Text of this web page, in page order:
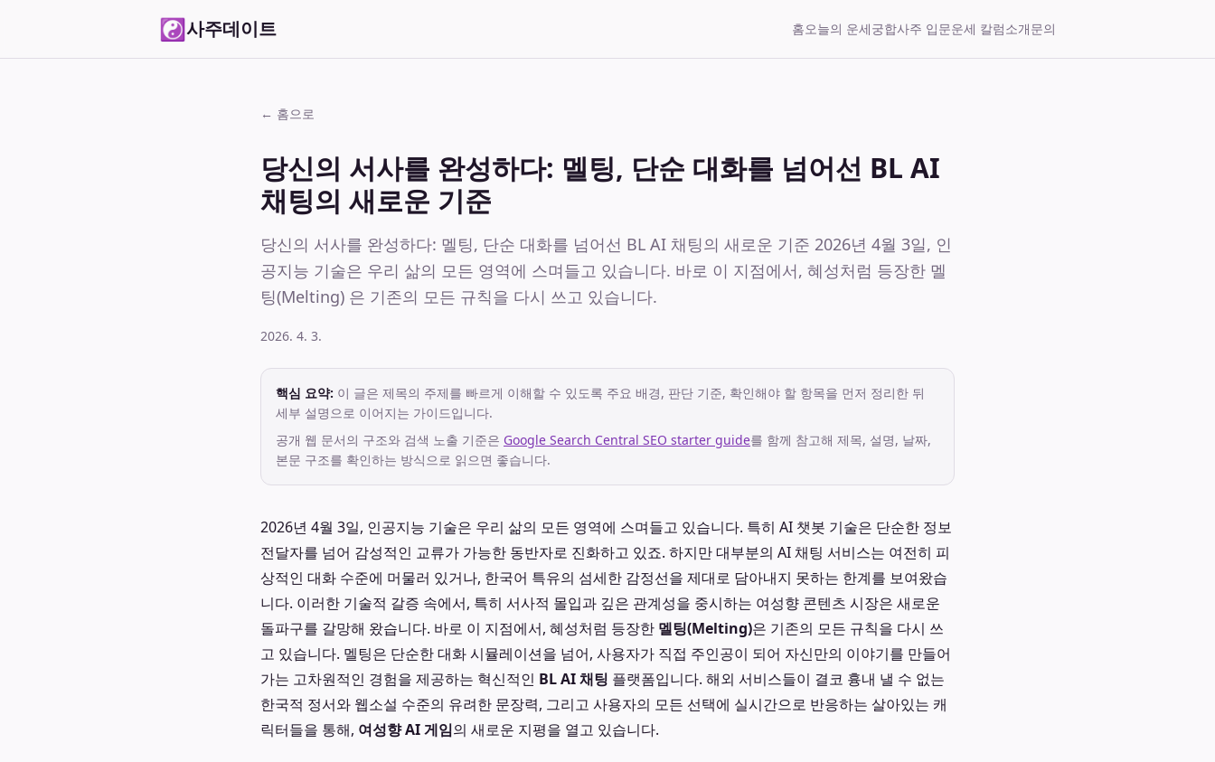
☯사주데이트 홈오늘의 운세궁합사주 입문운세 칼럼소개문의
← 홈으로
당신의 서사를 완성하다: 멜팅, 단순 대화를 넘어선 BL AI
채팅의 새로운 기준
당신의 서사를 완성하다: 멜팅, 단순 대화를 넘어선 BL AI 채팅의 새로운 기준 2026년 4월 3일, 인
공지능 기술은 우리 삶의 모든 영역에 스며들고 있습니다. 바로 이 지점에서, 혜성처럼 등장한 멜
팅(Melting) 은 기존의 모든 규칙을 다시 쓰고 있습니다.
2026. 4. 3.
핵심 요약: 이 글은 제목의 주제를 빠르게 이해할 수 있도록 주요 배경, 판단 기준, 확인해야 할 항목을 먼저 정리한 뒤
세부 설명으로 이어지는 가이드입니다.
공개 웹 문서의 구조와 검색 노출 기준은 Google Search Central SEO starter guide를 함께 참고해 제목, 설명, 날짜,
본문 구조를 확인하는 방식으로 읽으면 좋습니다.
2026년 4월 3일, 인공지능 기술은 우리 삶의 모든 영역에 스며들고 있습니다. 특히 AI 챗봇 기술은 단순한 정보
전달자를 넘어 감성적인 교류가 가능한 동반자로 진화하고 있죠. 하지만 대부분의 AI 채팅 서비스는 여전히 피
상적인 대화 수준에 머물러 있거나, 한국어 특유의 섬세한 감정선을 제대로 담아내지 못하는 한계를 보여왔습
니다. 이러한 기술적 갈증 속에서, 특히 서사적 몰입과 깊은 관계성을 중시하는 여성향 콘텐츠 시장은 새로운
돌파구를 갈망해 왔습니다. 바로 이 지점에서, 혜성처럼 등장한 멜팅(Melting)은 기존의 모든 규칙을 다시 쓰
고 있습니다. 멜팅은 단순한 대화 시뮬레이션을 넘어, 사용자가 직접 주인공이 되어 자신만의 이야기를 만들어
가는 고차원적인 경험을 제공하는 혁신적인 BL AI 채팅 플랫폼입니다. 해외 서비스들이 결코 흉내 낼 수 없는
한국적 정서와 웹소설 수준의 유려한 문장력, 그리고 사용자의 모든 선택에 실시간으로 반응하는 살아있는 캐
릭터들을 통해, 여성향 AI 게임의 새로운 지평을 열고 있습니다.